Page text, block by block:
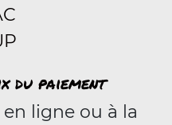
du paiement
ligne ou à la